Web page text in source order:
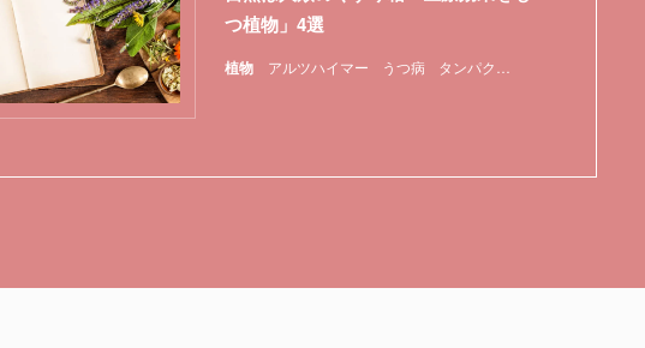
植物 アルツハイマー うつ病 タンパク質
つ植物」4選